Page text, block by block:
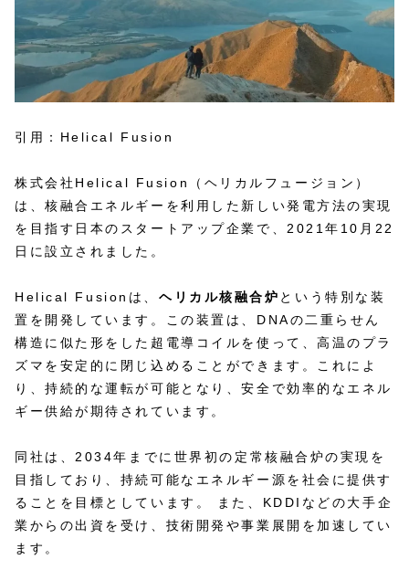
引用：Helical Fusion
株式会社Helical Fusion（ヘリカルフュージョン）
は、核融合エネルギーを利用した新しい発電方法の実現
を目指す日本のスタートアップ企業で、2021年10月22
日に設立されました。
Helical Fusionは、​ ヘリカル核融合炉 という特別な装
置を開発しています。​この装置は、DNAの二重らせん
構造に似た形をした超電導コイルを使って、高温のプラ
ズマを安定的に閉じ込めることができます。​これによ
り、持続的な運転が可能となり、安全で効率的なエネル
ギー供給が期待されています。 ​
同社は、2034年までに世界初の定常核融合炉の実現を
目指しており、持続可能なエネルギー源を社会に提供す
ることを目標としています。 ​また、KDDIなどの大手企
業からの出資を受け、技術開発や事業展開を加速してい
ます。